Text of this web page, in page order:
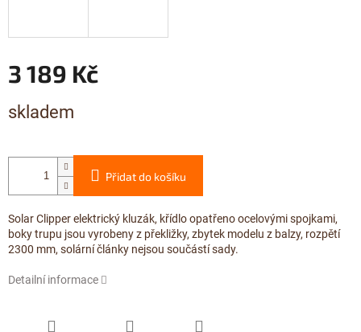
3 189 Kč
cena:
skladem
Přidat do košíku
Solar Clipper elektrický kluzák, křídlo opatřeno ocelovými spojkami,
boky trupu jsou vyrobeny z překližky, zbytek modelu z balzy, rozpětí
2300 mm, solární články nejsou součástí sady.
Detailní informace